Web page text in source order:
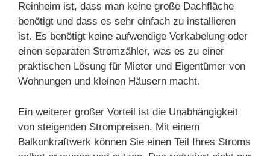
Reinheim ist, dass man keine große Dachfläche
benötigt und dass es sehr einfach zu installieren
ist. Es benötigt keine aufwendige Verkabelung oder
einen separaten Stromzähler, was es zu einer
praktischen Lösung für Mieter und Eigentümer von
Wohnungen und kleinen Häusern macht.
Ein weiterer großer Vorteil ist die Unabhängigkeit
von steigenden Strompreisen. Mit einem
Balkonkraftwerk können Sie einen Teil Ihres Stroms